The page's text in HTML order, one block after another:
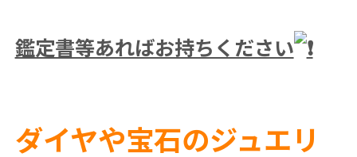
鑑定書等あればお持ちください
ダイヤや宝石のジュエリ